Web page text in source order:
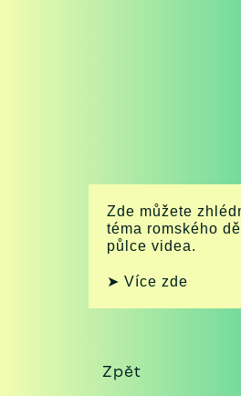
Zde můžete
téma romského
půlce videa.
➤ Více zde
Zpět